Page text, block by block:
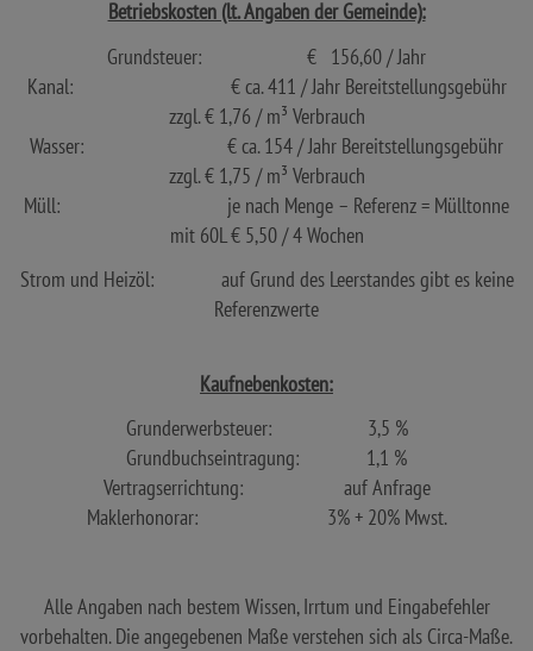
Betriebskosten (lt. Angaben der Gemeinde):
Grundsteuer: € 156,60 / Jahr
Kanal: € ca. 411 / Jahr Bereitstellungsgebühr
zzgl. € 1,76 / m³ Verbrauch
Wasser: € ca. 154 / Jahr Bereitstellungsgebühr
zzgl. € 1,75 / m³ Verbrauch
Müll: je nach Menge – Referenz = Mülltonne
mit 60L € 5,50 / 4 Wochen
Strom und Heizöl: auf Grund des Leerstandes gibt es keine
Referenzwerte
Kaufnebenkosten:
Grunderwerbsteuer: 3,5 %
Grundbuchseintragung: 1,1 %
Vertragserrichtung: auf Anfrage
Maklerhonorar: 3% + 20% Mwst.
Alle Angaben nach bestem Wissen, Irrtum und Eingabefehler
vorbehalten. Die angegebenen Maße verstehen sich als Circa-Maße.